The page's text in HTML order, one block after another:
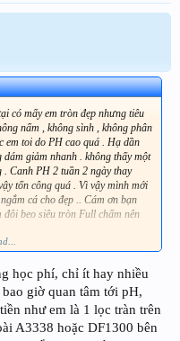
có mấy em tròn đẹp nhưng tiêu
nấm , không sình , không phân
em toi do PH cao quá . Hạ dần
giảm nhanh . không thấy một
. Canh PH 2 tuần 2 ngày thay
tốn công quá . Vì vậy mình mới
cá cho đẹp .. Cám ơn bạn
beo siêu tròn Full chấm nên
......
học phí, chỉ ít hay nhiều
giờ quan tâm tới pH,
như em là 1 lọc tràn trên
A3338 hoặc DF1300 bên